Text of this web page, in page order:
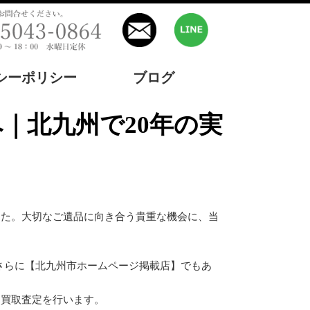
ーポリシー ブログ
。大切なご遺品に向き合う貴重な機会に、当
に【北九州市ホームページ掲載店】でもあ
取査定を行います。